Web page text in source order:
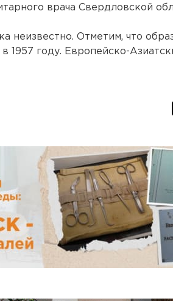
врача Свердловской
неизвестно. Отметим, что
1957 году. Европейско-